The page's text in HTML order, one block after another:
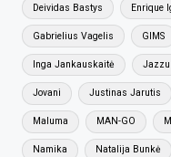
Deividas Bastys Enrique
Gabrielius Vagelis GIMS
Inga Jankauskaitė Jazzu
Jovani Justinas Jarutis
Maluma MAN-GO
Namika Natalija Bunkė